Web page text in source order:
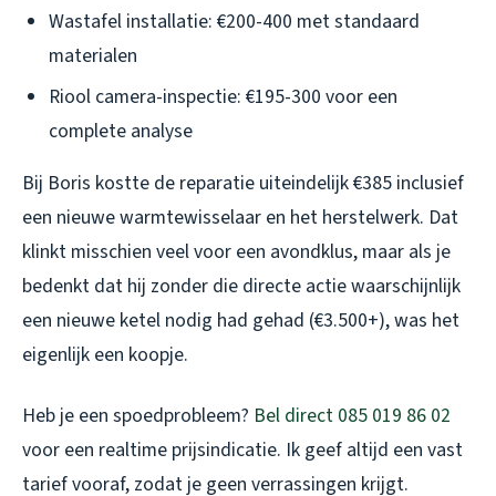
Wastafel installatie: €200-400 met standaard
materialen
Riool camera-inspectie: €195-300 voor een
complete analyse
Bij Boris kostte de reparatie uiteindelijk €385 inclusief
een nieuwe warmtewisselaar en het herstelwerk. Dat
klinkt misschien veel voor een avondklus, maar als je
bedenkt dat hij zonder die directe actie waarschijnlijk
een nieuwe ketel nodig had gehad (€3.500+), was het
eigenlijk een koopje.
Heb je een spoedprobleem? Bel direct 085 019 86 02
voor een realtime prijsindicatie. Ik geef altijd een vast
tarief vooraf, zodat je geen verrassingen krijgt.